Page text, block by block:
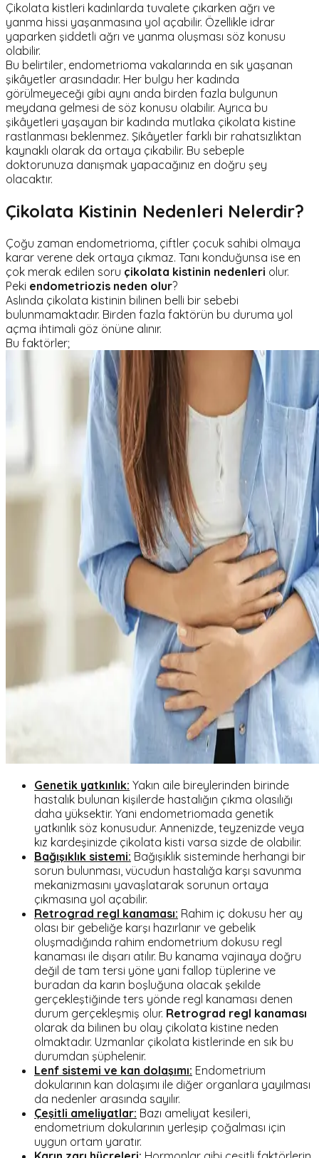
Çikolata kistleri kadınlarda tuvalete çıkarken ağrı ve
yanma hissi yaşanmasına yol açabilir. Özellikle idrar
yaparken şiddetli ağrı ve yanma oluşması söz konusu
olabilir.
Bu belirtiler, endometrioma vakalarında en sık yaşanan
şikâyetler arasındadır. Her bulgu her kadında
görülmeyeceği gibi aynı anda birden fazla bulgunun
meydana gelmesi de söz konusu olabilir. Ayrıca bu
şikâyetleri yaşayan bir kadında mutlaka çikolata kistine
rastlanması beklenmez. Şikâyetler farklı bir rahatsızlıktan
kaynaklı olarak da ortaya çıkabilir. Bu sebeple
doktorunuza danışmak yapacağınız en doğru şey
olacaktır.
Çikolata Kistinin Nedenleri Nelerdir?
Çoğu zaman endometrioma, çiftler çocuk sahibi olmaya
karar verene dek ortaya çıkmaz. Tanı konduğunsa ise en
çok merak edilen soru çikolata kistinin nedenleri olur.
Peki endometriozis neden olur?
Aslında çikolata kistinin bilinen belli bir sebebi
bulunmamaktadır. Birden fazla faktörün bu duruma yol
açma ihtimali göz önüne alınır.
Bu faktörler;
Genetik yatkınlık: Yakın aile bireylerinden birinde
hastalık bulunan kişilerde hastalığın çıkma olasılığı
daha yüksektir. Yani endometriomada genetik
yatkınlık söz konusudur. Annenizde, teyzenizde veya
kız kardeşinizde çikolata kisti varsa sizde de olabilir.
Bağışıklık sistemi: Bağışıklık sisteminde herhangi bir
sorun bulunması, vücudun hastalığa karşı savunma
mekanizmasını yavaşlatarak sorunun ortaya
çıkmasına yol açabilir.
Retrograd regl kanaması: Rahim iç dokusu her ay
olası bir gebeliğe karşı hazırlanır ve gebelik
oluşmadığında rahim endometrium dokusu regl
kanaması ile dışarı atılır. Bu kanama vajinaya doğru
değil de tam tersi yöne yani fallop tüplerine ve
buradan da karın boşluğuna olacak şekilde
gerçekleştiğinde ters yönde regl kanaması denen
durum gerçekleşmiş olur. Retrograd regl kanaması
olarak da bilinen bu olay çikolata kistine neden
olmaktadır. Uzmanlar çikolata kistlerinde en sık bu
durumdan şüphelenir.
Lenf sistemi ve kan dolaşımı: Endometrium
dokularının kan dolaşımı ile diğer organlara yayılması
da nedenler arasında sayılır.
Çeşitli ameliyatlar: Bazı ameliyat kesileri,
endometrium dokularının yerleşip çoğalması için
uygun ortam yaratır.